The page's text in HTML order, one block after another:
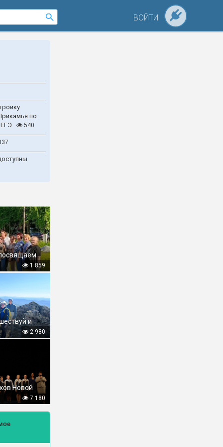
ВОЙТИ
по
540
1 859
и
2 980
Новой
7 180